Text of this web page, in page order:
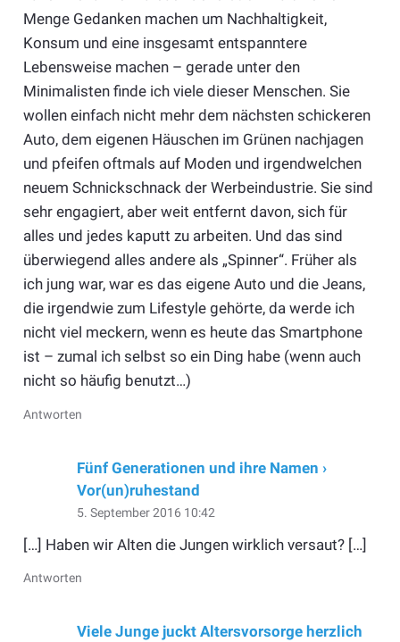
Menge Gedanken machen um Nachhaltigkeit,
Konsum und eine insgesamt entspanntere
Lebensweise machen – gerade unter den
Minimalisten finde ich viele dieser Menschen. Sie
wollen einfach nicht mehr dem nächsten schickeren
Auto, dem eigenen Häuschen im Grünen nachjagen
und pfeifen oftmals auf Moden und irgendwelchen
neuem Schnickschnack der Werbeindustrie. Sie sind
sehr engagiert, aber weit entfernt davon, sich für
alles und jedes kaputt zu arbeiten. Und das sind
überwiegend alles andere als „Spinner“. Früher als
ich jung war, war es das eigene Auto und die Jeans,
die irgendwie zum Lifestyle gehörte, da werde ich
nicht viel meckern, wenn es heute das Smartphone
ist – zumal ich selbst so ein Ding habe (wenn auch
nicht so häufig benutzt…)
Antworten
Fünf Generationen und ihre Namen ›
Vor(un)ruhestand
5. September 2016 10:42
[…] Haben wir Alten die Jungen wirklich versaut? […]
Antworten
Viele Junge juckt Altersvorsorge herzlich